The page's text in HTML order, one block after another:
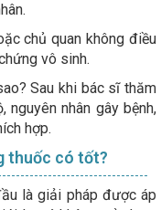
chủ quan không điều
vô sinh.
Sau khi bác sĩ thăm
nguyên nhân gây bệnh,
hợp.
thuốc có tốt?
là giải pháp được áp